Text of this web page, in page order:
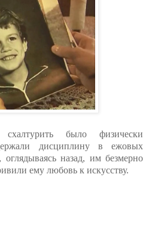
было физически
дисциплину в ежовых
назад, им безмерно
ему любовь к искусству.